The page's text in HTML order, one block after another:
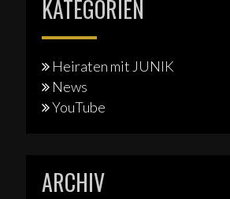
KATEGORIEN
Heiraten mit JUNIK
News
YouTube
ARCHIV